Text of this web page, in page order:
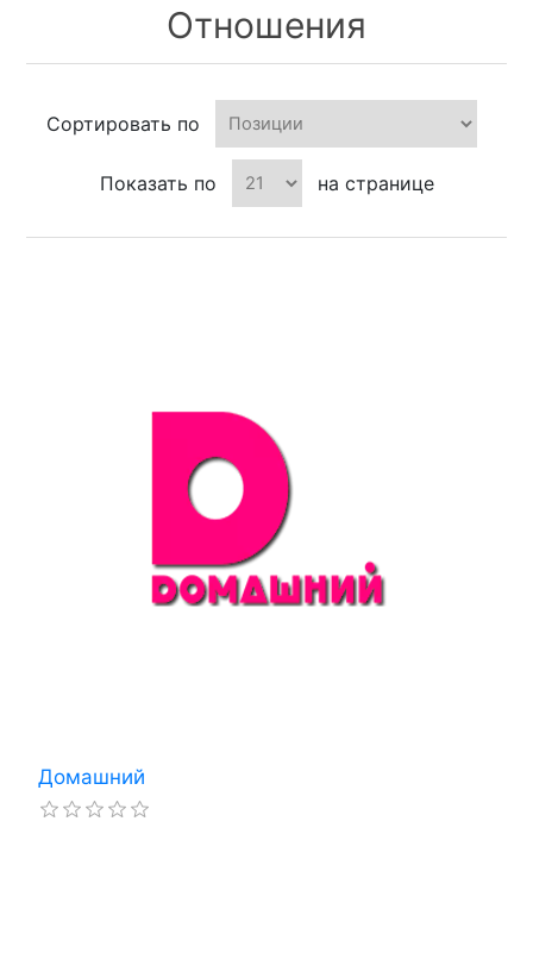
Отношения
Сортировать по
Показать по на странице
Домашний